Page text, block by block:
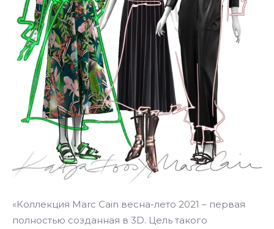
«Коллекция Marc Cain весна-лето 2021 – первая
полностью созданная в 3D. Цель такого